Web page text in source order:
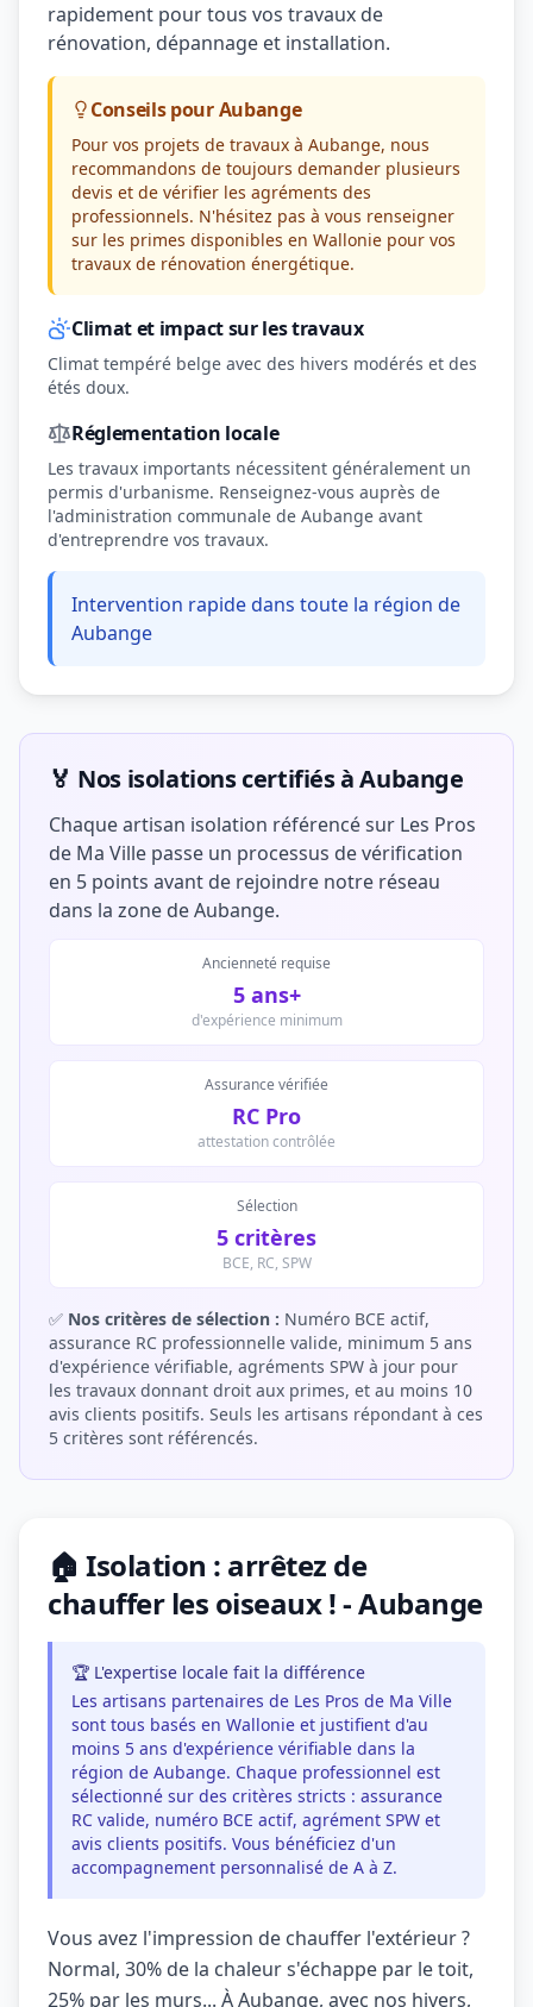
rapidement pour tous vos travaux de
rénovation, dépannage et installation.
Conseils pour Aubange
Pour vos projets de travaux à Aubange, nous
recommandons de toujours demander plusieurs
devis et de vérifier les agréments des
professionnels. N'hésitez pas à vous renseigner
sur les primes disponibles en Wallonie pour vos
travaux de rénovation énergétique.
Climat et impact sur les travaux
Climat tempéré belge avec des hivers modérés et des
étés doux.
Réglementation locale
Les travaux importants nécessitent généralement un
permis d'urbanisme. Renseignez-vous auprès de
l'administration communale de Aubange avant
d'entreprendre vos travaux.
Intervention rapide dans toute la région de
Aubange
🏅 Nos isolations certifiés à Aubange
Chaque artisan isolation référencé sur Les Pros
de Ma Ville passe un processus de vérification
en 5 points avant de rejoindre notre réseau
dans la zone de Aubange.
Ancienneté requise
5 ans+
d'expérience minimum
Assurance vérifiée
RC Pro
attestation contrôlée
Sélection
5 critères
BCE, RC, SPW
✅ Nos critères de sélection : Numéro BCE actif,
assurance RC professionnelle valide, minimum 5 ans
d'expérience vérifiable, agréments SPW à jour pour
les travaux donnant droit aux primes, et au moins 10
avis clients positifs. Seuls les artisans répondant à ces
5 critères sont référencés.
🏠 Isolation : arrêtez de
chauffer les oiseaux ! - Aubange
🏆 L'expertise locale fait la différence
Les artisans partenaires de Les Pros de Ma Ville
sont tous basés en Wallonie et justifient d'au
moins 5 ans d'expérience vérifiable dans la
région de Aubange. Chaque professionnel est
sélectionné sur des critères stricts : assurance
RC valide, numéro BCE actif, agrément SPW et
avis clients positifs. Vous bénéficiez d'un
accompagnement personnalisé de A à Z.
Vous avez l'impression de chauffer l'extérieur ?
Normal, 30% de la chaleur s'échappe par le toit,
25% par les murs... À Aubange, avec nos hivers,